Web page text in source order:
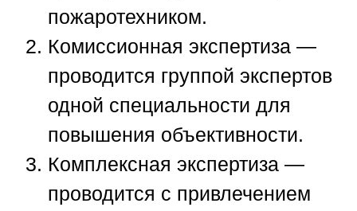
пожаротехником.
Комиссионная экспертиза —
проводится группой экспертов
одной специальности для
повышения объективности.
Комплексная экспертиза —
проводится с привлечением